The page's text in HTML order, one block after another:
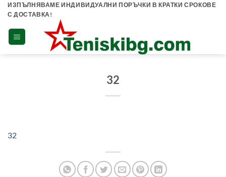
Skip
content
ИЗПЪЛНЯВАМЕ ИНДИВИДУАЛНИ ПОРЪЧКИ В КРАТКИ СРОКОВЕ
С ДОСТАВКА!
32
32